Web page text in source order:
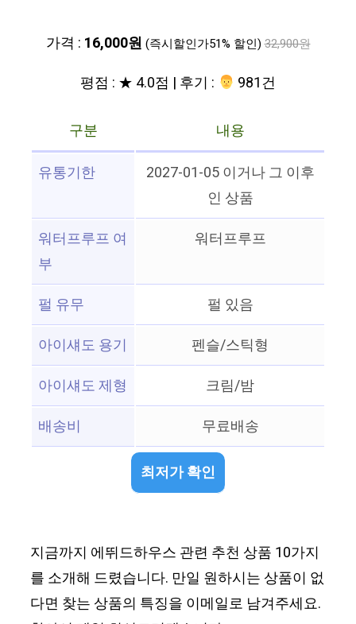
가격 : 16,000원 (즉시할인가51% 할인) 32,900원
평점 : ★ 4.0점 | 후기 : ‍‍ 981건
구분
내용
유통기한
2027-01-05 이거나 그 이후
인 상품
워터프루프 여
부
워터프루프
펄 유무
펄 있음
아이섀도 용기
펜슬/스틱형
아이섀도 제형
크림/밤
배송비
무료배송
최저가 확인
지금까지 에뛰드하우스 관련 추천 상품 10가지
를 소개해 드렸습니다. 만일 원하시는 상품이 없
다면 찾는 상품의 특징을 이메일로 남겨주세요.